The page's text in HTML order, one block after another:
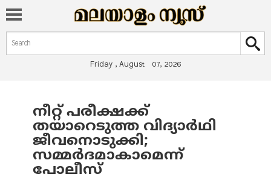
Search form
Search
Friday , August 07, 2026
You are here
നീറ്റ് പരീക്ഷക്ക്
തയാറെടുത്ത വിദ്യാര്‍ഥി
ജീവനൊടുക്കി;
സമ്മര്‍ദമാകാമെന്ന്
പോലീസ്